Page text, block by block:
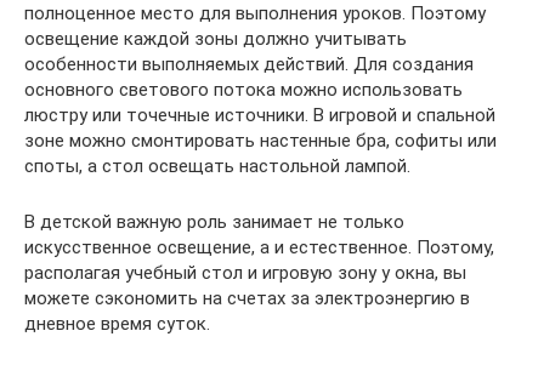
полноценное место для выполнения уроков. Поэтому
освещение каждой зоны должно учитывать
особенности выполняемых действий. Для создания
основного светового потока можно использовать
люстру или точечные источники. В игровой и спальной
зоне можно смонтировать настенные бра, софиты или
споты, а стол освещать настольной лампой.
В детской важную роль занимает не только
искусственное освещение, а и естественное. Поэтому,
располагая учебный стол и игровую зону у окна, вы
можете сэкономить на счетах за электроэнергию в
дневное время суток.